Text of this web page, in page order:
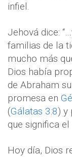
infiel.
Jehová dice:
familias de la
mucho más
Dios había
de Abraham
promesa en
(Gálatas 3:8) y
que significa
Hoy día, Dios